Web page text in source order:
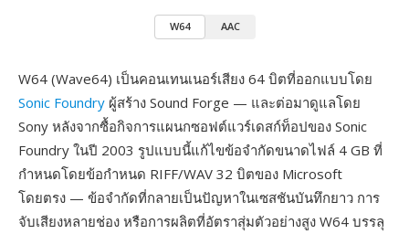
W64 AAC
W64 (Wave64) เป็นคอนเทนเนอร์เสียง 64 บิตที่ออกแบบโดย
Sonic Foundry ผู้สร้าง Sound Forge — และต่อมาดูแลโดย
Sony หลังจากซื้อกิจการแผนกซอฟต์แวร์เดสก์ท็อปของ Sonic
Foundry ในปี 2003 รูปแบบนี้แก้ไขข้อจำกัดขนาดไฟล์ 4 GB ที่
กำหนดโดยข้อกำหนด RIFF/WAV 32 บิตของ Microsoft
โดยตรง — ข้อจำกัดที่กลายเป็นปัญหาในเซสชันบันทึกยาว การ
จับเสียงหลายช่อง หรือการผลิตที่อัตราสุ่มตัวอย่างสูง W64 บรรลุ